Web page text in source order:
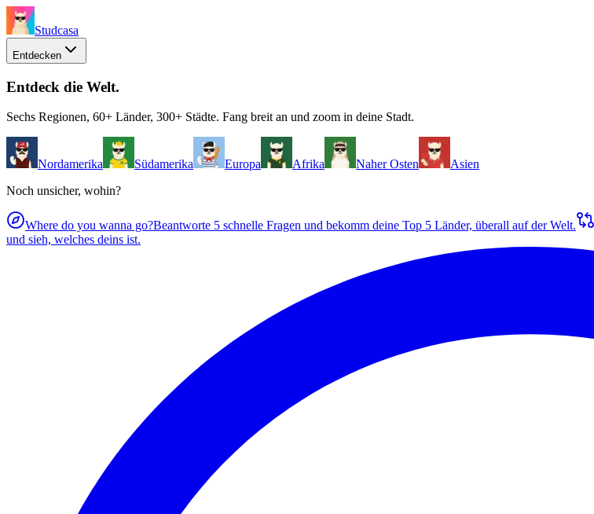
Studcasa
Entdecken
Entdeck die Welt.
Sechs Regionen, 60+ Länder, 300+ Städte. Fang breit an und zoom in deine Stadt.
Nordamerika Südamerika Europa Afrika Naher Osten
Asien
Noch unsicher, wohin?
Where do you wanna go?Beantworte 5 schnelle Fragen und bekomm deine Top 5 Länder, überall auf der Welt.
und sieh, welches deins ist.